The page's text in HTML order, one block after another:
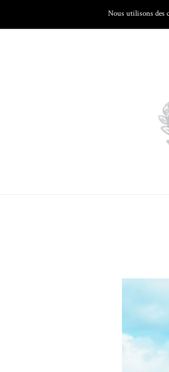
LES
Nous utilisons des